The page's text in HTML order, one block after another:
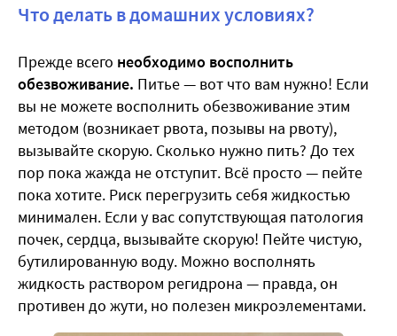
Что делать в домашних условиях?
Прежде всего необходимо восполнить
обезвоживание. Питье — вот что вам нужно! Если
вы не можете восполнить обезвоживание этим
методом (возникает рвота, позывы на рвоту),
вызывайте скорую. Сколько нужно пить? До тех
пор пока жажда не отступит. Всё просто — пейте
пока хотите. Риск перегрузить себя жидкостью
минимален. Если у вас сопутствующая патология
почек, сердца, вызывайте скорую! Пейте чистую,
бутилированную воду. Можно восполнять
жидкость раствором регидрона — правда, он
противен до жути, но полезен микроэлементами.